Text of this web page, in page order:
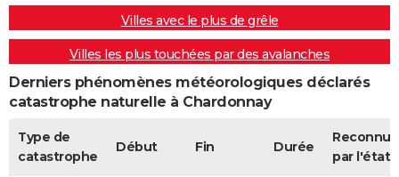
Villes avec le plus de grêle
Villes les plus touchées par des avalanches
Derniers phénomènes météorologiques déclarés
catastrophe naturelle à Chardonnay
Type de
catastrophe
Début Fin Durée
Reconnue
par l'état